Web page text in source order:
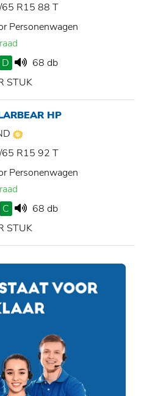
R15 88 T
Personenwagen
D
68 db
STUK
HP
R15 92 T
Personenwagen
C
68 db
STUK